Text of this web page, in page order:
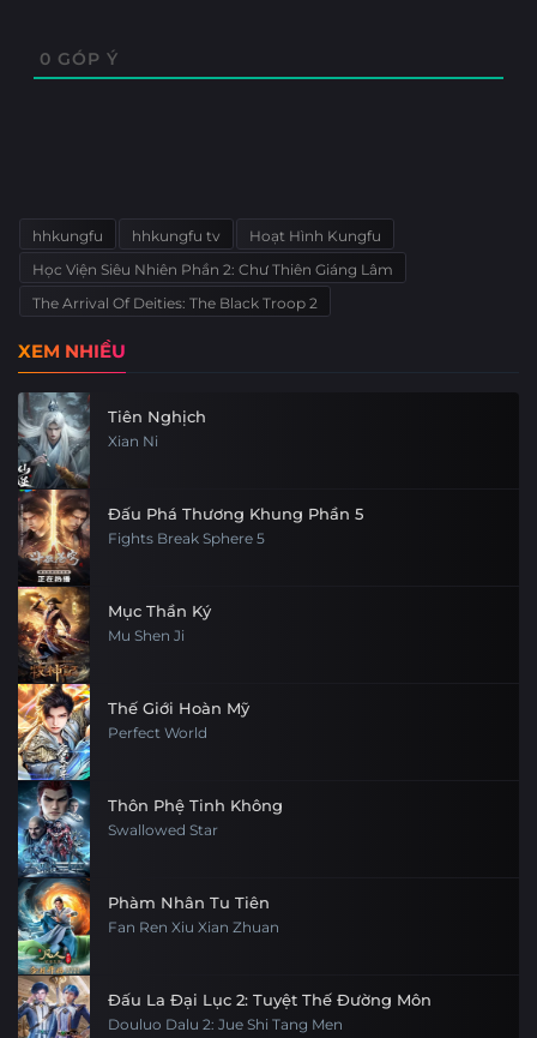
0 GÓP Ý
hhkungfu hhkungfu tv
Hoạt Hình Kungfu
Học Viện Siêu Nhiên Phần 2: Chư Thiên Giáng Lâm
The Arrival Of Deities: The Black Troop 2
XEM NHIỀU
Tiên Nghịch
Xian Ni
Đấu Phá Thương Khung Phần 5
Fights Break Sphere 5
Mục Thần Ký
Mu Shen Ji
Thế Giới Hoàn Mỹ
Perfect World
Thôn Phệ Tinh Không
Swallowed Star
Phàm Nhân Tu Tiên
Fan Ren Xiu Xian Zhuan
Đấu La Đại Lục 2: Tuyệt Thế Đường Môn
Douluo Dalu 2: Jue Shi Tang Men